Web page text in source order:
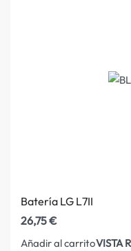
Batería LG L7II
26,75€
Añadir al carritoVISTA